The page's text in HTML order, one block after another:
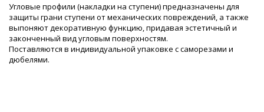
Угловые профили (накладки на ступени) предназначены для
защиты грани ступени от механических повреждений, а также
выпоняют декоративную функцию, придавая эстетичный и
законченный вид угловым поверхностям.
Поставляются в индивидуальной упаковке с саморезами и
дюбелями.